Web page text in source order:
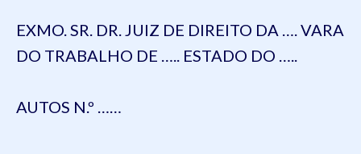
EXMO. SR. DR. JUIZ DE DIREITO DA …. VARA
DO TRABALHO DE ….. ESTADO DO …..
AUTOS N.º ……